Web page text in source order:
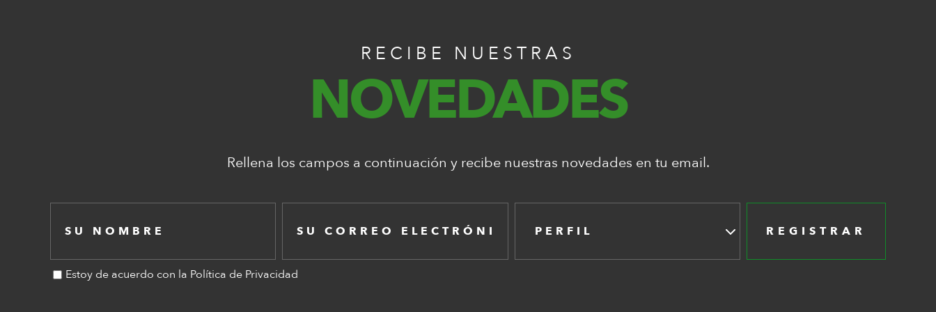
RECIBE NUESTRAS
NOVEDADES
Rellena los campos a continuación y recibe nuestras novedades en tu email.
PERFIL
Estoy de acuerdo con la Política de Privacidad
REGISTRAR